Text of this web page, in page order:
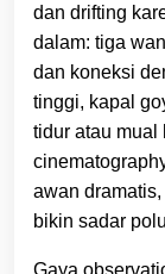
dan drifting
dalam: tiga
dan koneksi
tinggi, kapal
tidur atau
awan
bikin sadar
Gaya